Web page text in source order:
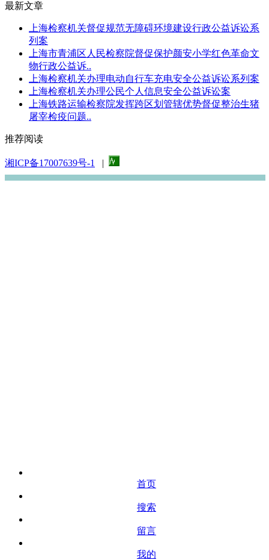
最新文章
上海检察机关督促规范无障碍环境建设行政公益诉讼系
列案
上海市青浦区人民检察院督促保护颜安小学红色革命文
物行政公益诉..
上海检察机关办理电动自行车充电安全公益诉讼系列案
上海检察机关办理公民个人信息安全公益诉讼案
上海铁路运输检察院发挥跨区划管辖优势督促整治生猪
屠宰检疫问题..
推荐阅读
湘ICP备17007639号-1 |
首页
搜索
留言
我的